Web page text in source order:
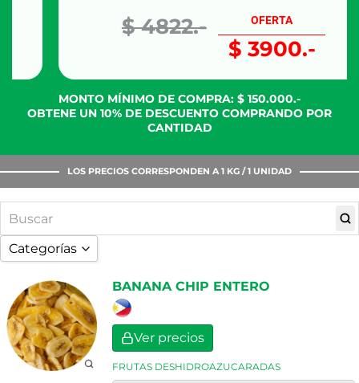
$ 4822.- OFERTA
$ 3900.-
MONTO MÍNIMO DE COMPRA: $ 150.000.-
OBTENE UN 10% DE DESCUENTO COMPRANDO POR
CANTIDAD
LOS PRECIOS CORRESPONDEN A 1 KG / 1 UNIDAD
Categorías
TODAS
FRUTAS DESHIDROAZUCARADAS
HARINAS
BANANA CHIP ENTERO
Ver precios
FRUTAS DESHIDROAZUCARADAS